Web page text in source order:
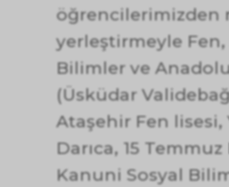
öğrencilerimizden
yerleştirmeyle Fen,
Bilimler ve
(Üsküdar
Ataşehir Fen lisesi,
Darıca, 15
Kanuni Sosyal